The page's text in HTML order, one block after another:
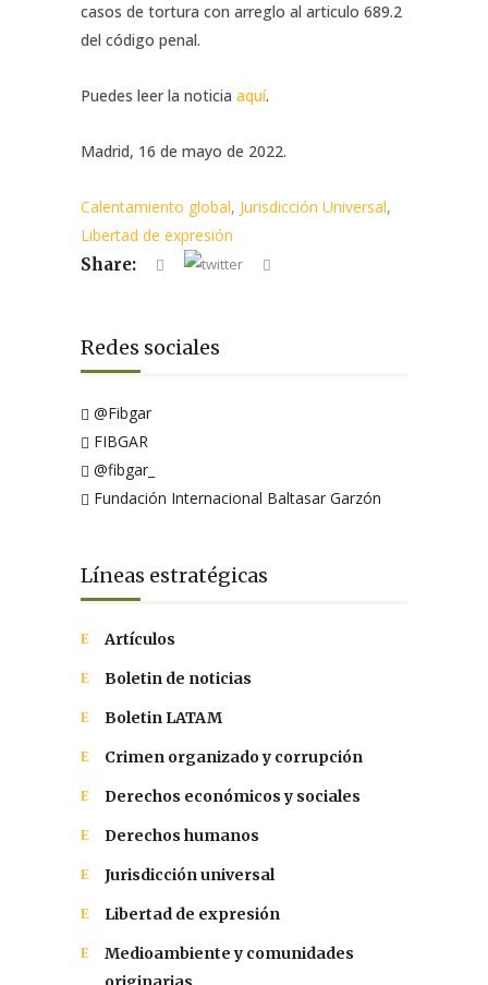
casos de tortura con arreglo al articulo 689.2
del código penal.
Puedes leer la noticia aquí.
Madrid, 16 de mayo de 2022.
Calentamiento global, Jurisdicción Universal,
Libertad de expresión
Share:
Redes sociales
@Fibgar
FIBGAR
@fibgar_
Fundación Internacional Baltasar Garzón
Líneas estratégicas
Artículos
Boletin de noticias
Boletin LATAM
Crimen organizado y corrupción
Derechos económicos y sociales
Derechos humanos
Jurisdicción universal
Libertad de expresión
Medioambiente y comunidades